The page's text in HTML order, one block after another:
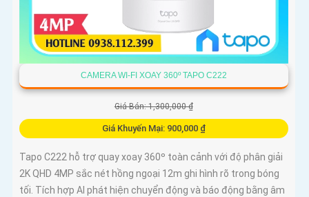
CAMERA WI-FI XOAY 360º TAPO C222
Giá Bán: 1,300,000 ₫
Giá Khuyến Mại: 900,000 ₫
Tapo C222 hỗ trợ quay xoay 360º toàn cảnh với độ phân giải
2K QHD 4MP sắc nét hồng ngoại 12m ghi hình rõ trong bóng
tối. Tích hợp AI phát hiện chuyển động và báo động bằng âm